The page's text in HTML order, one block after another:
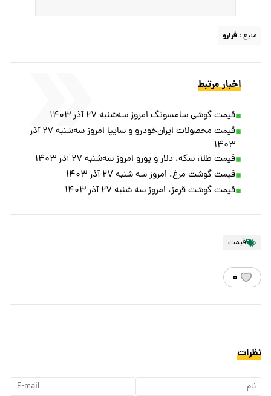
منبع : فرارو
اخبار مرتبط
قیمت گوشی سامسونگ امروز سه‌شنبه ۲۷ آذر ۱۴۰۳
قیمت محصولات ایران‌خودرو و سایپا امروز سه‌شنبه ۲۷ آذر
۱۴۰۳
قیمت طلا، سکه، دلار و یورو امروز سه‌شنبه ۲۷ آذر ۱۴۰۳
قیمت گوشت مرغ، امروز سه شنبه ۲۷ آذر ۱۴۰۳
قیمت گوشت قرمز، امروز سه شنبه ۲۷ آذر ۱۴۰۳
قیمت
۰
نظرات